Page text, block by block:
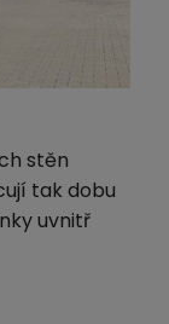
stěn
tak dobu
uvnitř